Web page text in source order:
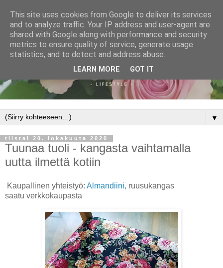
▼
tiistai 20. lokakuuta 2020
Tuunaa tuoli - kangasta vaihtamalla
uutta ilmettä kotiin
Kaupallinen yhteistyö: Almandiini, ruusukangas
saatu verkkokaupasta
This site uses cookies from Google to deliver its services
and to analyze traffic. Your IP address and user-agent are
shared with Google along with performance and security
metrics to ensure quality of service, generate usage
statistics, and to detect and address abuse.
LEARN MORE GOT IT